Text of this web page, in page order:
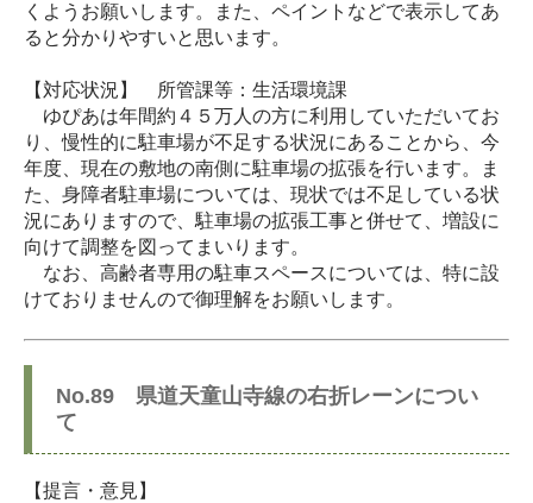
くようお願いします。また、ペイントなどで表示してあ
ると分かりやすいと思います。
【対応状況】 所管課等：生活環境課
ゆぴあは年間約４５万人の方に利用していただいてお
り、慢性的に駐車場が不足する状況にあることから、今
年度、現在の敷地の南側に駐車場の拡張を行います。ま
た、身障者駐車場については、現状では不足している状
況にありますので、駐車場の拡張工事と併せて、増設に
向けて調整を図ってまいります。
なお、高齢者専用の駐車スペースについては、特に設
けておりませんので御理解をお願いします。
No.89 県道天童山寺線の右折レーンについ
て
【提言・意見】